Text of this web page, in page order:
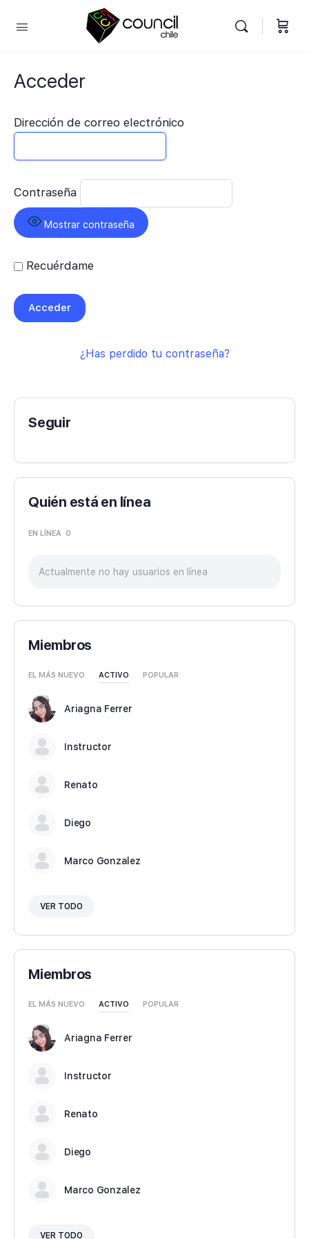
Acceder
Dirección de correo electrónico
Contraseña
Mostrar contraseña
Recuérdame
¿Has perdido tu contraseña?
Seguir
Quién está en línea
EN LÍNEA 0
Actualmente no hay usuarios en línea
Miembros
EL MÁS NUEVO ACTIVO POPULAR
Ariagna Ferrer
Instructor
Renato
Diego
Marco Gonzalez
VER TODO
Miembros
EL MÁS NUEVO ACTIVO POPULAR
Ariagna Ferrer
Instructor
Renato
Diego
Marco Gonzalez
VER TODO